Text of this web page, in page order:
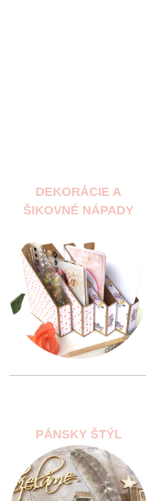
DEKORÁCIE A
ŠIKOVNÉ NÁPADY
PÁNSKY ŠTÝL